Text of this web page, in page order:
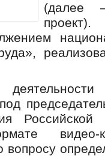
(далее
видео-